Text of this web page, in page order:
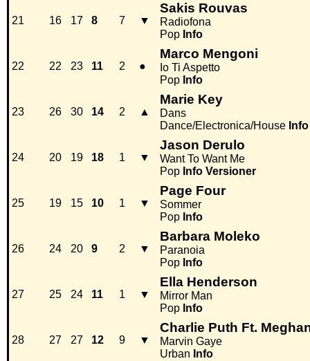
21 16 17 8 7 ▼
Sakis Rouvas
Radiofona
Pop Info
22 22 23 11 2 ●
Marco Mengoni
Io Ti Aspetto
Pop Info
23 26 30 14 2 ▲
Marie Key
Dans
Dance/Electronica/House Info
24 20 19 18 1 ▼
Jason Derulo
Want To Want Me
Pop Info Versioner
25 19 15 10 1 ▼
Page Four
Sommer
Pop Info
26 24 20 9 2 ▼
Barbara Moleko
Paranoia
Pop Info
27 25 24 11 1 ▼
Ella Henderson
Mirror Man
Pop Info
28 27 27 12 9 ▼
Charlie Puth Ft.
Marvin Gaye
Urban Info